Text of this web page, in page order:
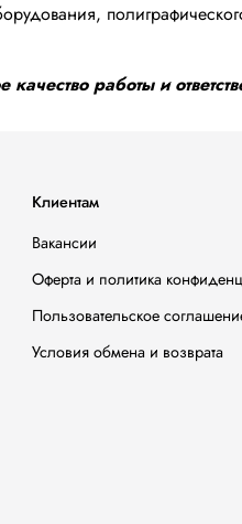
работы и
Клиентам
Вакансии
Оферта и политика
Пользовательское
Условия обмена и возврата